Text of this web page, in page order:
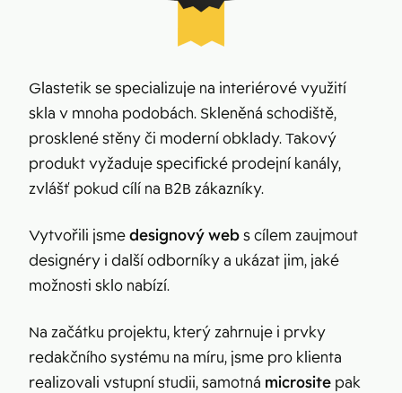
Glastetik se specializuje na interiérové využití
skla v mnoha podobách. Skleněná schodiště,
prosklené stěny či moderní obklady. Takový
produkt vyžaduje specifické prodejní kanály,
zvlášť pokud cílí na B2B zákazníky.
Vytvořili jsmedesignový webs cílem zaujmout
designéry i další odborníky a ukázat jim, jaké
možnosti sklo nabízí.
Na začátku projektu, který zahrnuje i prvky
redakčního systému na míru, jsme pro klienta
realizovali vstupní studii, samotná microsite pak